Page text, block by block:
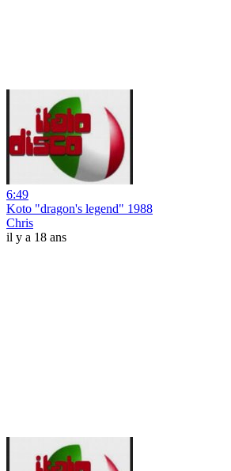
6:49
Koto "dragon's legend" 1988
Chris
il y a 18 ans